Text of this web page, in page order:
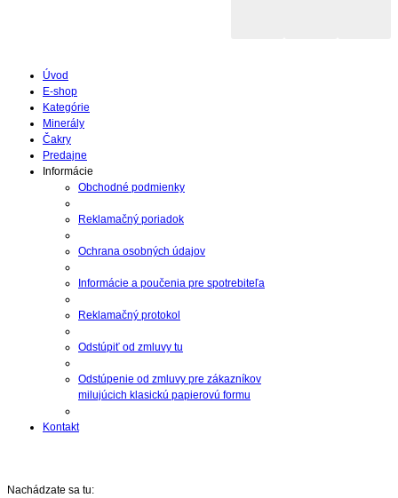
Úvod
E-shop
Kategórie
Minerály
Čakry
Predajne
Informácie
Obchodné podmienky
Reklamačný poriadok
Ochrana osobných údajov
Informácie a poučenia pre spotrebiteľa
Reklamačný protokol
Odstúpiť od zmluvy tu
Odstúpenie od zmluvy pre zákazníkov
milujúcich klasickú papierovú formu
Kontakt
Nachádzate sa tu: